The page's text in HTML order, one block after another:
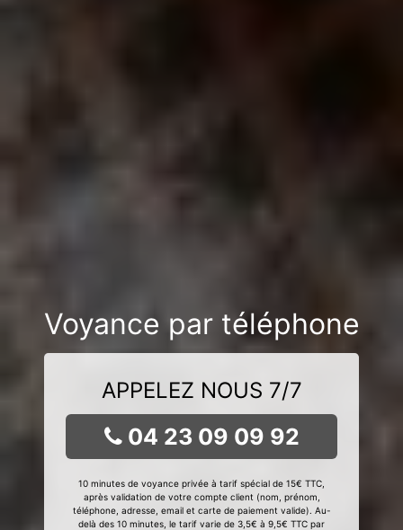
Voyance par téléphone
APPELEZ NOUS 7/7
04 23 09 09 92
10 minutes de voyance privée à tarif spécial de 15€ TTC,
après validation de votre compte client (nom, prénom,
téléphone, adresse, email et carte de paiement valide). Au-
delà des 10 minutes, le tarif varie de 3,5€ à 9,5€ TTC par